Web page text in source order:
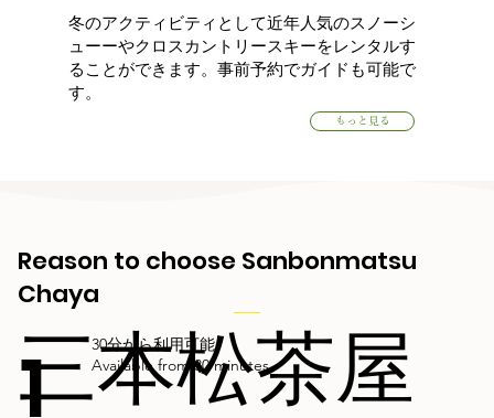
Reason to choose Sanbonmatsu
Chaya
三本松茶屋
1
30分から利用可能
Available from 30 minutes
冬のアクティビティとして近年人気のスノーシ
ューーやクロスカントリースキーをレンタルす
ることができます。事前予約でガイドも可能で
す。
もっと見る